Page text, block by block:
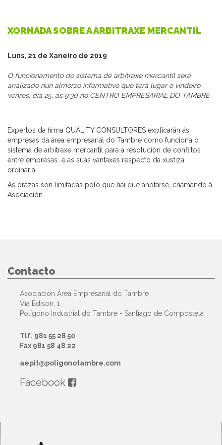
XORNADA SOBRE A ARBITRAXE MERCANTIL
Luns, 21 de Xaneiro de 2019
O funcionamento do sistema de arbitraxe mercantil será
analizado nun almorzo informativo que terá lugar o vindeiro
venres, día 25, ás 9:30 no CENTRO EMPRESARIAL DO TAMBRE
Expertos da firma QUALITY CONSULTORES explicarán ás
empresas da área empresarial do Tambre como funciona o
sistema de arbitraxe mercantil para a resolución de conflitos
entre empresas e as súas vantaxes respecto da xustiza
ordinaria.
As prazas son limitadas polo que hai que anotarse, chamando á
Asociación
Contacto
Asociación Área Empresarial do Tambre
Vía Edison, 1
Polígono Industrial do Tambre - Santiago de Compostela
Tlf. 981 55 28 50
Fax 981 58 48 22
aepit@poligonotambre.com
Facebook